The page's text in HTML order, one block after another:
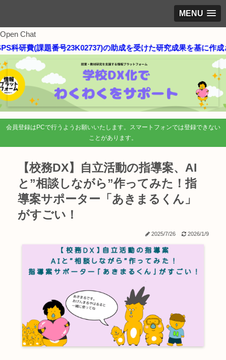
MENU
Open Chat
課題番号23K02737)の助成を受けた研究成果を基に作成されてい
会員登録はPCで行うようお願いいたします。スマートフォンでは登録できない
ことがあります。
【校務DX】自立活動の指導案、AI
と”相談しながら”作ってみた！指
導案サポーター「あきまるくん」
がすごい！
2025/7/26 2026/1/9